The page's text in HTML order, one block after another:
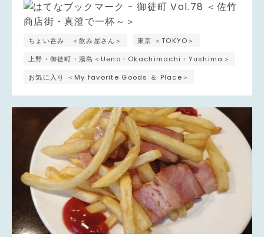
ちょい呑み ＜飲み屋さん＞
東京 ＜TOKYO＞
上野・御徒町・湯島＜Ueno・Okachimachi・Yushima＞
お気に入り ＜My favorite Goods ＆ Place＞